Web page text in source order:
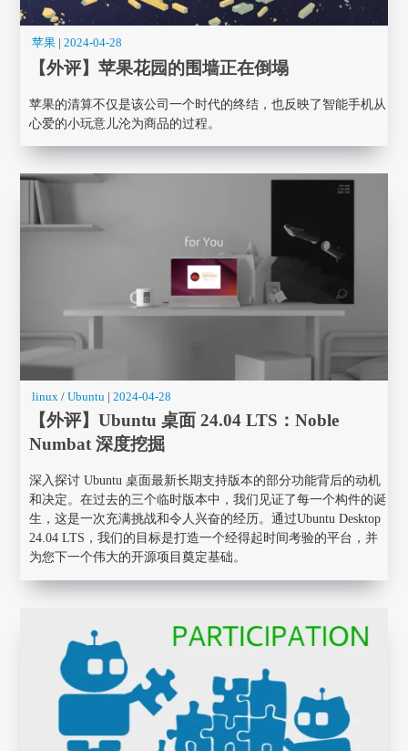
苹果 |2024-04-28
【外评】苹果花园的围墙正在倒塌
苹果的清算不仅是该公司一个时代的终结，也反映了智能手机从
心爱的小玩意儿沦为商品的过程。
linux / Ubuntu |2024-04-28
【外评】Ubuntu 桌面 24.04 LTS：Noble
Numbat 深度挖掘
深入探讨 Ubuntu 桌面最新长期支持版本的部分功能背后的动机
和决定。在过去的三个临时版本中，我们见证了每一个构件的诞
生，这是一次充满挑战和令人兴奋的经历。通过Ubuntu Desktop
24.04 LTS，我们的目标是打造一个经得起时间考验的平台，并
为您下一个伟大的开源项目奠定基础。